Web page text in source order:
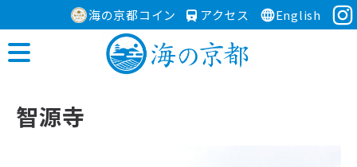
海の京都コイン アクセス English
智源寺